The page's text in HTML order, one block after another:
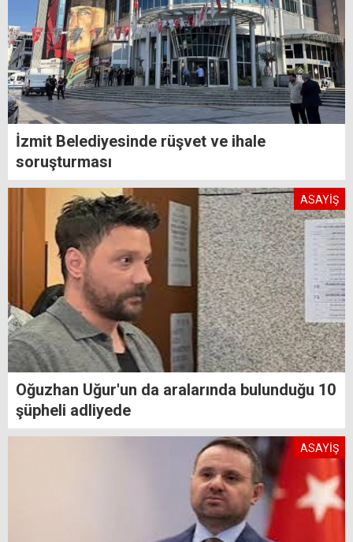
İzmit Belediyesinde rüşvet ve ihale
soruşturması
ASAYİŞ
Oğuzhan Uğur'un da aralarında bulunduğu 10
şüpheli adliyede
ASAYİŞ